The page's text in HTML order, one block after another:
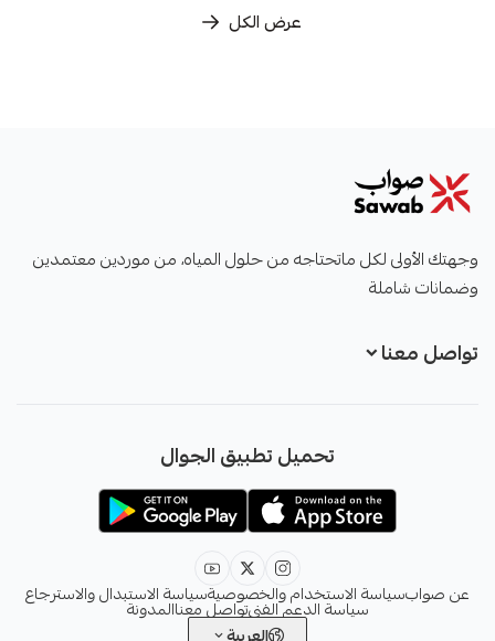
عرض الكل
وجهتك الأولى لكل ماتحتاجه من حلول المياه، من موردين معتمدين
وضمانات شاملة
تواصل معنا
info@sawab.app
تحميل تطبيق الجوال
عن صوابسياسة الاستخدام والخصوصيةسياسة الاستبدال والاسترجاع
سياسة الدعم الفنيتواصل معناالمدونة